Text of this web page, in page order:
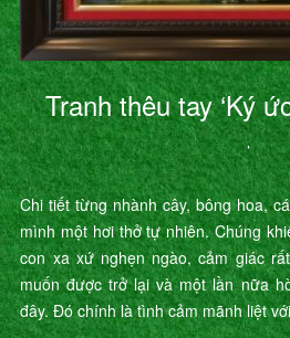
Tranh thêu tay ‘Ký
’
Chi tiết từng nhành cây, bông hoa,
mình một hơi thở tự nhiên. Chúng
con xa xứ nghẹn ngào, cảm giác
muốn được trở lại và một lần nữa
đây. Đó chính là tình cảm mãnh liệt